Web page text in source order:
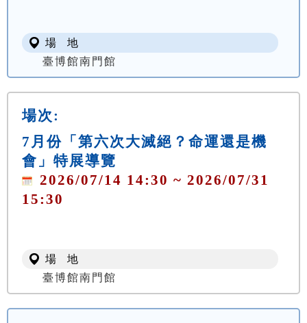
場 地
臺博館南門館
場次:
7月份「第六次大滅絕？命運還是機
會」特展導覽
2026/07/14 14:30 ~ 2026/07/31
15:30
場 地
臺博館南門館